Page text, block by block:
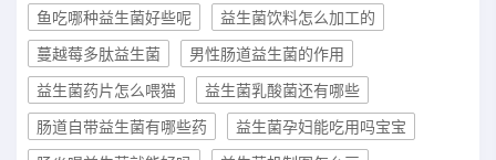
鱼吃哪种益生菌好些呢
益生菌饮料怎么加工的
蔓越莓多肽益生菌
男性肠道益生菌的作用
益生菌药片怎么喂猫
益生菌乳酸菌还有哪些
肠道自带益生菌有哪些药
益生菌孕妇能吃用吗宝宝